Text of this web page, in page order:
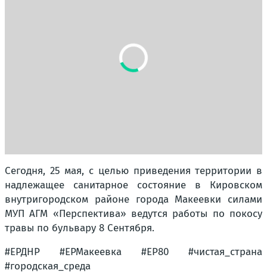
Сегодня, 25 мая, с целью приведения территории в
надлежащее санитарное состояние в Кировском
внутригородском районе города Макеевки силами
МУП АГМ «Перспектива» ведутся работы по покосу
травы по бульвару 8 Сентября.
#ЕРДНР #ЕРМакеевка #ЕР80 #чистая_страна
#городская_среда